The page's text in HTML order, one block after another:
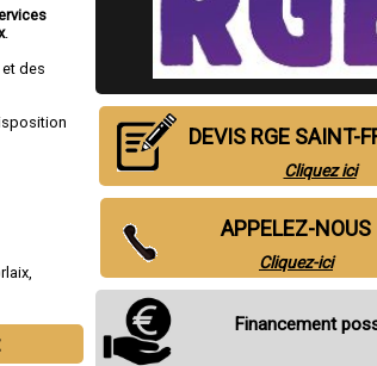
.
des
DEVIS RGE SAINT-
Cliquez ici
APPELEZ-NOUS
Cliquez-ici
Financement